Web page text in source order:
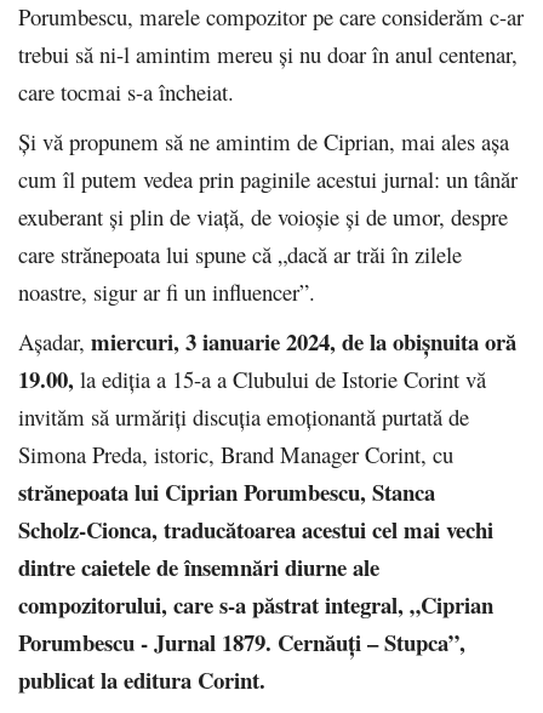
Porumbescu, marele compozitor pe care considerăm c-ar
trebui să ni-l amintim mereu şi nu doar în anul centenar,
care tocmai s-a încheiat.
Şi vă propunem să ne amintim de Ciprian, mai ales aşa
cum îl putem vedea prin paginile acestui jurnal: un tânăr
exuberant și plin de viață, de voioșie și de umor, despre
care strănepoata lui spune că „dacă ar trăi în zilele
noastre, sigur ar fi un influencer”.
Aşadar, miercuri, 3 ianuarie 2024, de la obişnuita oră
19.00, la ediţia a 15-a a Clubului de Istorie Corint vă
invităm să urmăriţi discuţia emoţionantă purtată de
Simona Preda, istoric, Brand Manager Corint, cu
strănepoata lui Ciprian Porumbescu, Stanca
Scholz‑Cionca, traducătoarea acestui cel mai vechi
dintre caietele de însemnări diurne ale
compozitorului, care s-a păstrat integral, „Ciprian
Porumbescu - Jurnal 1879. Cernăuţi – Stupca”,
publicat la editura Corint.